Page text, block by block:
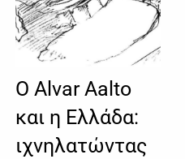
Ο Alvar Aalto
και η Ελλάδα:
ιχνηλατώντας